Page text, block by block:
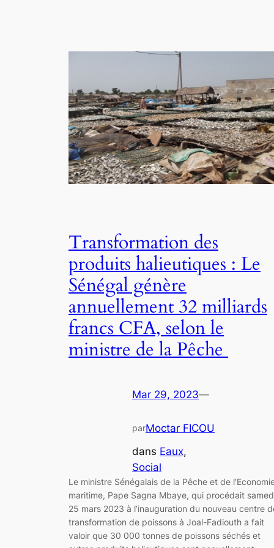
Transformation des
produits halieutiques : Le
Sénégal génère
annuellement 32 milliards
francs CFA, selon le
ministre de la Pêche
Mar 29, 2023—
parMoctar FICOU
dans Eaux
Social
Le ministre Sénégalais de la Pêche et de
maritime, Pape Sagna Mbaye, qui procédait
25 mars 2023 à l’inauguration du nouveau centre
transformation de poissons à Joal-Fadiouth a fait
valoir que 30 000 tonnes de poissons séchés et